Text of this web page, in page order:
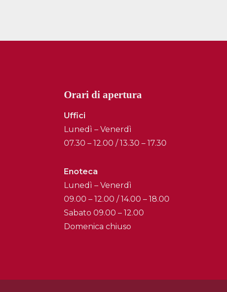
Orari di apertura
Uffici
Lunedì – Venerdì
07.30 – 12.00 / 13.30 – 17.30
Enoteca
Lunedì – Venerdì
09.00 – 12.00 / 14.00 – 18.00
Sabato 09.00 – 12.00
Domenica chiuso